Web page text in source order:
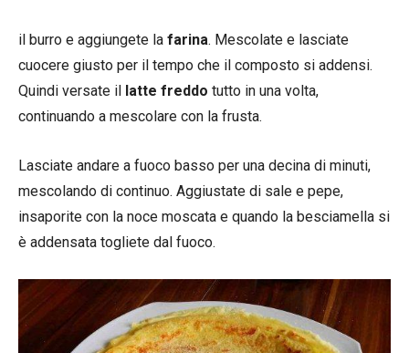
il burro e aggiungete la farina. Mescolate e lasciate
cuocere giusto per il tempo che il composto si addensi.
Quindi versate il latte freddo tutto in una volta,
continuando a mescolare con la frusta.
Lasciate andare a fuoco basso per una decina di minuti,
mescolando di continuo. Aggiustate di sale e pepe,
insaporite con la noce moscata e quando la besciamella si
è addensata togliete dal fuoco.